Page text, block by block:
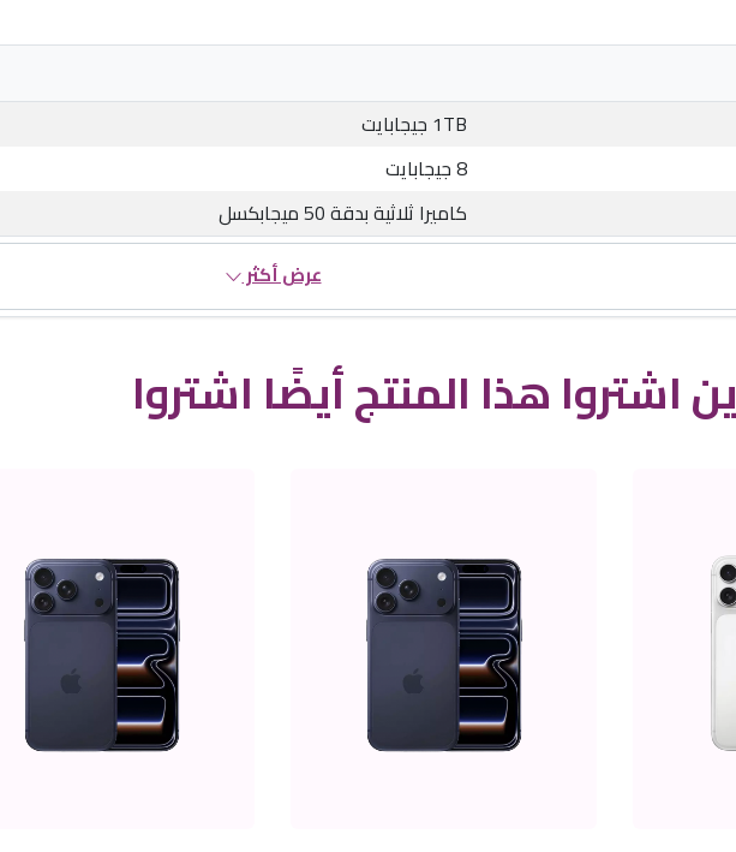
1TB جيجابايت
8 جيجابايت
كاميرا ثلاثية بدقة 50 ميجابكسل
عرض أكثر
اشتروا هذا المنتج أيضًا اشتروا